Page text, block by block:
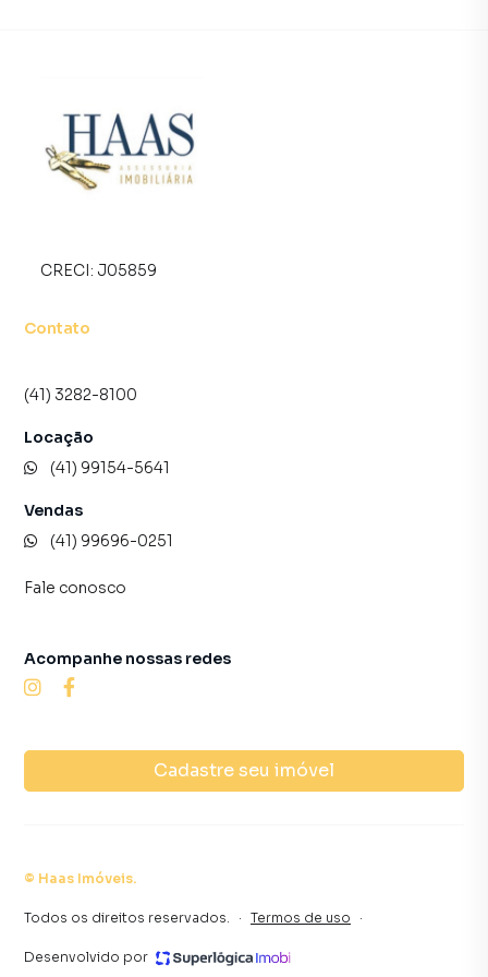
imóvel mais rápido. Contamos também com um time de
programadores, corretores treinados e uma central de
atendimento preparada para atender proprietários e
inquilinos.
CRECI: J05859
Contato
(41) 3282-8100
Locação
(41) 99154-5641
Vendas
(41) 99696-0251
Fale conosco
Cadastre seu imóvel
Acompanhe nossas redes
© Haas Imóveis.
Todos os direitos reservados. · Termos de uso ·
Desenvolvido por